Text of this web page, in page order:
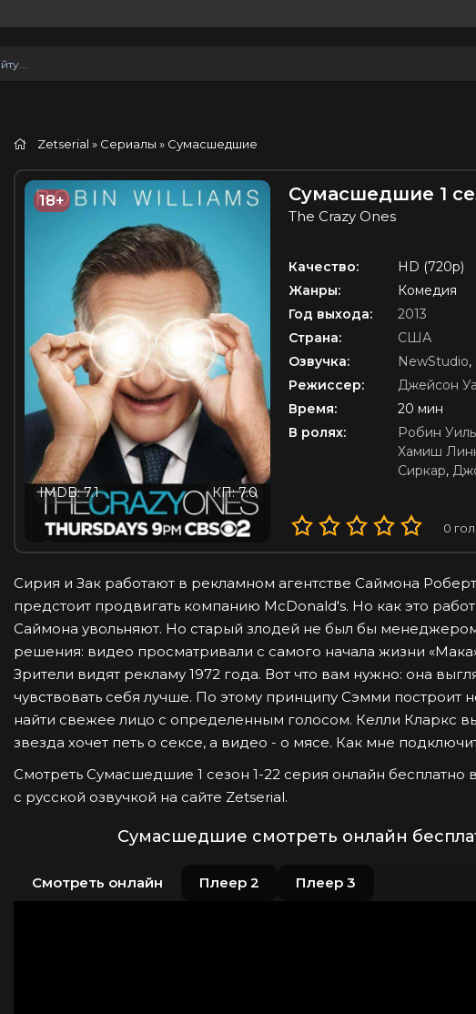
Zetserial » Сериалы » Сумасшедшие
18+
КП: 7.0
IMDB: 7.1
Сумасшедшие 1
The Crazy Ones
Качество:
HD (720p)
Жанры:
Комедия
Год выхода:
2013
Страна:
США
Озвучка:
NewStudio,
Режиссер:
Джейсон
Время:
20 мин
В ролях:
Робин
Хамиш
Сиркар,
0
Сирия и Зак работают в рекламном агентстве Саймона
предстоит продвигать компанию McDonald's. Но как это
Саймона увольняют. Но старый злодей не был бы
решения: видео просматривали с самого начала жизни
Зрители видят рекламу 1972 года. Вот что вам нужно: она
чувствовать себя лучше. По этому принципу Сэмми
найти свежее лицо с определенным голосом. Келли Кларкс
звезда хочет петь о сексе, а видео - о мясе. Как мне
Смотреть Сумасшедшие 1 сезон 1-22 серия онлайн
с русской озвучкой на сайте Zetserial.
Сумасшедшие смотреть онлайн
Смотреть онлайн Плеер 2 Плеер 3